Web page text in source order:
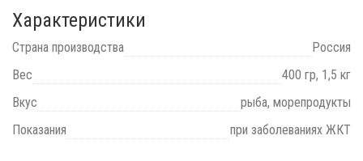
Характеристики
Страна производства
Россия
Вес
400 гр, 1,5 кг
Вкус
рыба, морепродукты
Показания
при заболеваниях ЖКТ